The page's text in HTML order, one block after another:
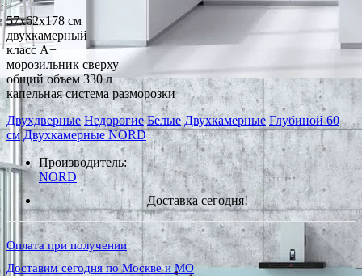
57x62x178 см
двухкамерный
класс A+
морозильник сверху
общий объем 330 л
капельная система разморозки
Двухдверные Недорогие Белые Двухкамерные Глубиной 60
см Двухкамерные NORD
Производитель:
NORD
Доставка сегодня!
Оплата при получении
Доставим сегодня по Москве и МО